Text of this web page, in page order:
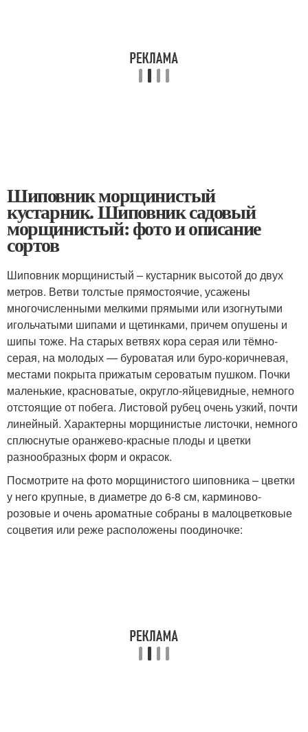
Шиповник морщинистый
кустарник. Шиповник садовый
морщинистый: фото и описание
сортов
Шиповник морщинистый – кустарник высотой до двух
метров. Ветви толстые прямостоячие, усажены
многочисленными мелкими прямыми или изогнутыми
игольчатыми шипами и щетинками, причем опушены и
шипы тоже. На старых ветвях кора серая или тёмно-
серая, на молодых — буроватая или буро-коричневая,
местами покрыта прижатым сероватым пушком. Почки
маленькие, красноватые, округло-яйцевидные, немного
отстоящие от побега. Листовой рубец очень узкий, почти
линейный. Характерны морщинистые листочки, немного
сплюснутые оранжево-красные плоды и цветки
разнообразных форм и окрасок.
Посмотрите на фото морщинистого шиповника – цветки
у него крупные, в диаметре до 6-8 см, карминово-
розовые и очень ароматные собраны в малоцветковые
соцветия или реже расположены поодиночке: